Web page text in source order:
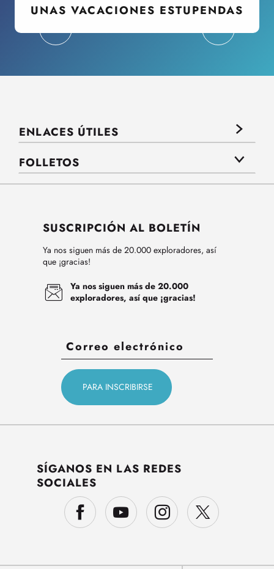
UNAS VACACIONES ESTUPENDAS
ENLACES ÚTILES
FOLLETOS
SUSCRIPCIÓN AL BOLETÍN
Ya nos siguen más de 20.000 exploradores, así
que ¡gracias!
Ya nos siguen más de 20.000
exploradores, así que ¡gracias!
SÍGANOS EN LAS REDES
SOCIALES